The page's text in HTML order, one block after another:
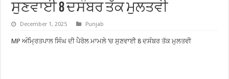
ਸੁਣਵਾਈ 8 ਦਸੰਬਰ ਤੱਕ ਮੁਲਤਵੀ
December 1, 2025 Punjab
MP ਅੰਮ੍ਰਿਤਪਾਲ ਸਿੰਘ ਦੀ ਪੈਰੋਲ ਮਾਮਲੇ ‘ਚ ਸੁਣਵਾਈ 8 ਦਸੰਬਰ ਤੱਕ ਮੁਲਤਵੀ